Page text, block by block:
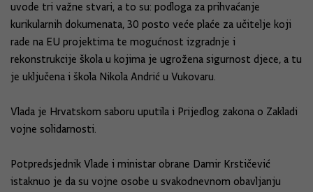
uvode tri važne stvari, a to su: podloga za prihvaćanje
kurikularnih dokumenata, 30 posto veće plaće za učitelje koji
rade na EU projektima te mogućnost izgradnje i
rekonstrukcije škola u kojima je ugrožena sigurnost djece, a tu
je uključena i škola Nikola Andrić u Vukovaru.
Vlada je Hrvatskom saboru uputila i Prijedlog zakona o Zakladi
vojne solidarnosti.
Potpredsjednik Vlade i ministar obrane Damir Krstičević
istaknuo je da su vojne osobe u svakodnevnom obavljanju